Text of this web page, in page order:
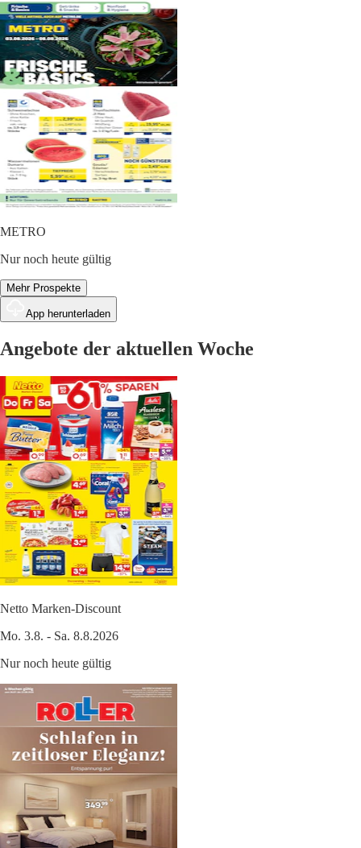
METRO
Nur noch heute gültig
Mehr Prospekte
App herunterladen
Angebote der aktuellen Woche
Netto Marken-Discount
Mo. 3.8. - Sa. 8.8.2026
Nur noch heute gültig